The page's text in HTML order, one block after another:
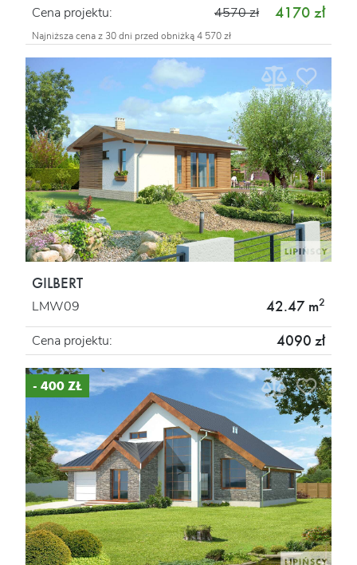
Cena projektu: 4170 zł
4570 zł
Najniższa cena z 30 dni przed obniżką 4 570 zł
GILBERT
LMW09 42.47 m2
Cena projektu: 4090 zł
- 400 ZŁ